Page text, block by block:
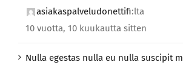
asiakaspalveludonettifi:lta
10 vuotta, 10 kuukautta sitten
Nulla egestas nulla eu nulla suscipit